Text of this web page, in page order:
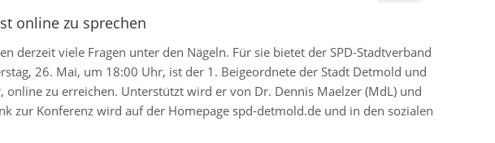
online zu sprechen
derzeit viele Fragen unter den Nägeln. Für sie bietet der SPD-Stadtverband
26. Mai, um 18:00 Uhr, ist der 1. Beigeordnete der Stadt Detmold und
online zu erreichen. Unterstützt wird er von Dr. Dennis Maelzer (MdL) und
zur Konferenz wird auf der Homepage spd-detmold.de und in den sozialen